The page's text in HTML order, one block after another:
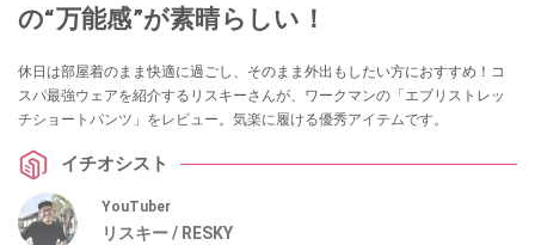
の“万能感”が素晴らしい！
休日は部屋着のまま快適に過ごし、そのまま外出もしたい方におすすめ！コ
スパ最強ウェアを紹介するリスキーさんが、ワークマンの「エブリストレッ
チショートパンツ」をレビュー。気楽に履ける優秀アイテムです。
イチオシスト
YouTuber
リスキー / RESKY